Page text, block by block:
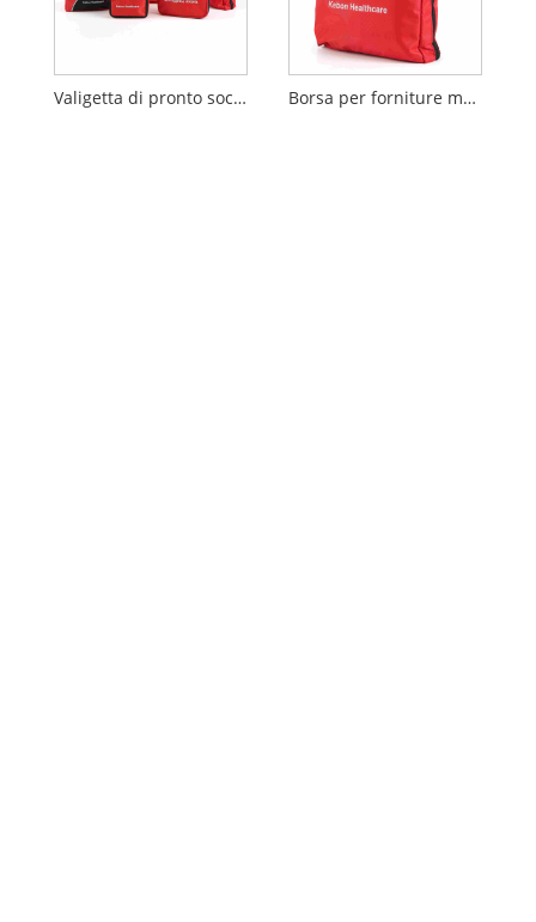
Valigetta di pronto soccorso medico portatile Borsa per forniture mediche di emergenza per esterni/viaggi/auto